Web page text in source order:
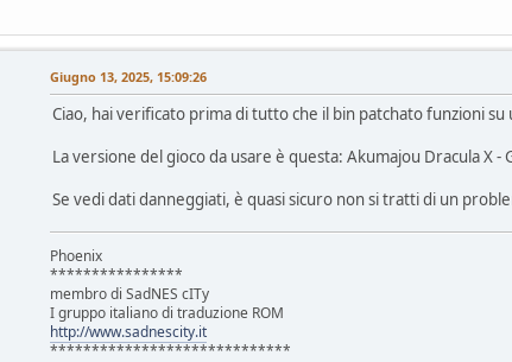
Giugno 13, 2025, 15:09:26
Ciao, hai verificato prima di tutto che il bin patchato funzioni
La versione del gioco da usare è questa: Akumajou Dracula X -
Se vedi dati danneggiati, è quasi sicuro non si tratti di un
Phoenix
****************
membro di SadNES cITy
I gruppo italiano di traduzione ROM
http://www.sadnescity.it
*****************************